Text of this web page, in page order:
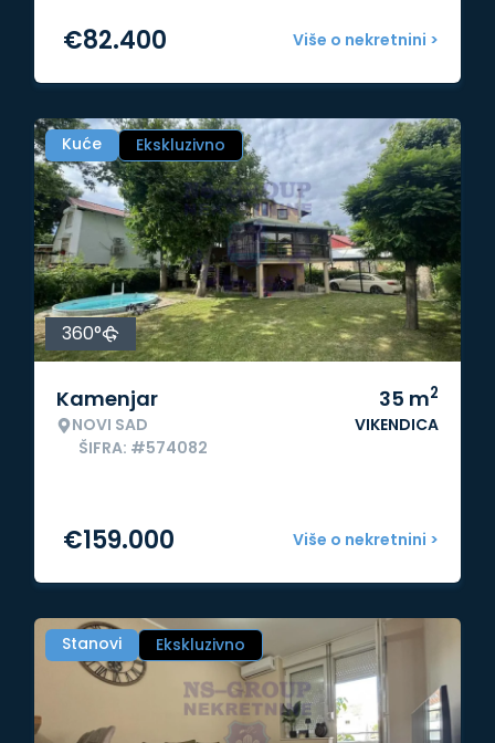
Više o nekretnini >
€82.400
Kuće Ekskluzivno
360°
Kamenjar
NOVI SAD
ŠIFRA: #574082
35 m2
VIKENDICA
Više o nekretnini >
€159.000
Stanovi Ekskluzivno